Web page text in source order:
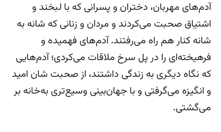
آدم‌های مهربان، دختران و پسرانی که با لبخند و
اشتیاق صحبت می‌کردند و مردان و زنانی که شانه به
شانه کنار هم راه می‌رفتند. آدم‌های فهمیده و
فرهیخته‌ای را در پل سرخ ملاقات می‌کردی؛ آدم‌هایی
که نگاه دیگری به زندگی داشتند، از صحبت شان امید
و انگیزه می‌گرفتی و با جهان‌بینی وسیع‌تری به‌خانه بر
می‌گشتی.